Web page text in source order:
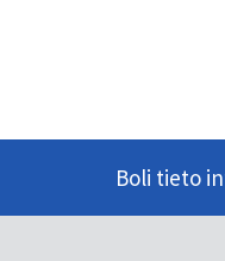
Boli tieto